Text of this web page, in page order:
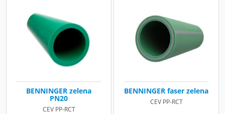
BENNINGER zelena
PN20
CEV PP-RCT
BENNINGER faser zelena
CEV PP-RCT